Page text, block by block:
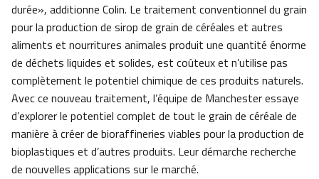
durée», additionne Colin. Le traitement conventionnel du grain
pour la production de sirop de grain de céréales et autres
aliments et nourritures animales produit une quantité énorme
de déchets liquides et solides, est coûteux et n’utilise pas
complètement le potentiel chimique de ces produits naturels.
Avec ce nouveau traitement, l’équipe de Manchester essaye
d’explorer le potentiel complet de tout le grain de céréale de
manière à créer de bioraffineries viables pour la production de
bioplastiques et d’autres produits. Leur démarche recherche
de nouvelles applications sur le marché.